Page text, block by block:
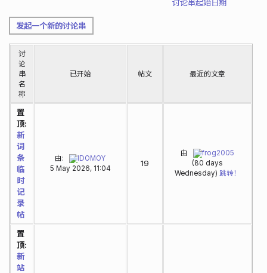
讨论串起始日期
发起一个新的讨论串
讨
论
串
名
称
已开始 帖文 最近的文章
置
顶:
新
词
条
临
时
记
录
帖
由:
IDOMOY
5 May 2026, 11:04
19
由
frog2005
(80 days
Wednesday) 跳转！
置
顶:
新
站